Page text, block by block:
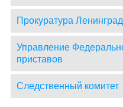
Прокуратура
Управление
приставов
Следственный комитет